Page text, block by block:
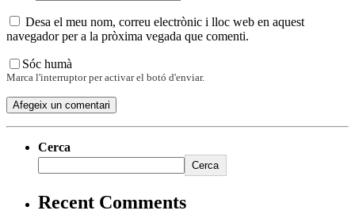
Desa el meu nom, correu electrònic i lloc web en aquest
navegador per a la pròxima vegada que comenti.
Sóc humà
Marca l'interruptor per activar el botó d'enviar.
Cerca
Cerca
Recent Comments